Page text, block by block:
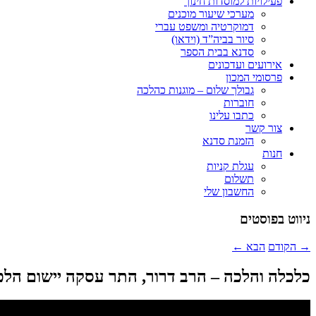
מערכי שיעור מוכנים
דמוקרטיה ומשפט עברי
סיור בביה”ד (וידאו)
סדנא בבית הספר
אירועים ועדכונים
פרסומי המכון
גבולך שלום – מוגנות כהלכה
חוברות
כתבו עלינו
צור קשר
הזמנת סדנא
חנות
עגלת קניות
תשלום
החשבון שלי
ניווט בפוסטים
→ הקודם הבא ←
כלכלה והלכה – הרב דרור, התר עסקה יישום